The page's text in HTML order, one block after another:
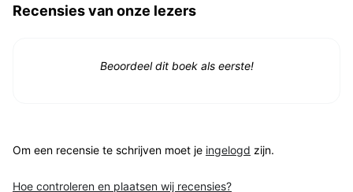
Recensies van onze lezers
Beoordeel dit boek als eerste!
Om een recensie te schrijven moet je ingelogd zijn.
Hoe controleren en plaatsen wij recensies?